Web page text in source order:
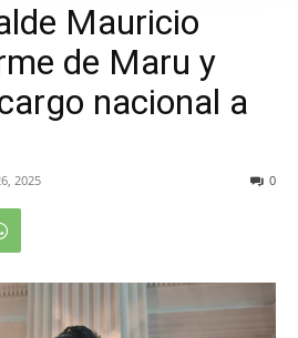
Mauricio
de Maru y
nacional a
2025 0